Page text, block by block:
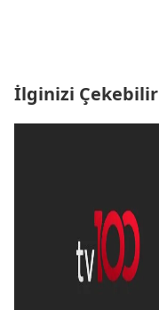
İlginizi Çekebilir